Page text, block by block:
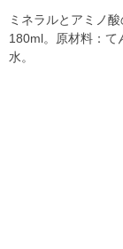
ミネラルとアミノ
180ml。原材料：て
水。